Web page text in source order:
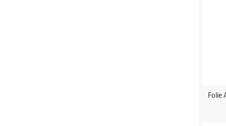
Folie